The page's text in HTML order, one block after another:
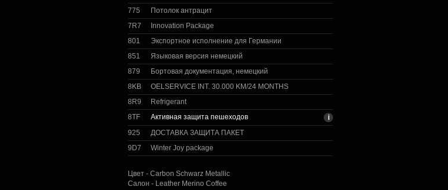
775
Потолок антрацит
7R7
Innovation Package
801
Экспортное исполнение для Германии
851
Языковая версия немецкий
879
Бортовая документация, немецкий
8KB
OELSERVICE INT. 30.000 KM/24 MONTHS
8R9
Refrigerant
8TF
Активная защита пешеходов
925
ДОСТАВКА ЗАЩИТА ПАКЕТ
9D7
Winter Joy package
Цвет - Carbon Schwarz Metallic
Салон - Leather Merino Coffee